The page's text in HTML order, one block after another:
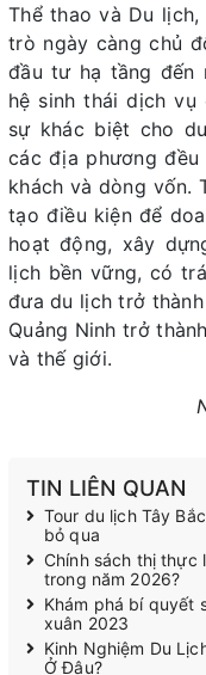
Thể thao và Du
trò ngày càng chủ
đầu tư hạ tầng đến
hệ sinh thái dịch
sự khác biệt cho
các địa phương
khách và dòng vốn.
tạo điều kiện để
hoạt động, xây
lịch bền vững, có
đưa du lịch trở
Quảng Ninh trở
và thế giới.
TIN LIÊN QUAN
Tour du lịch Tây
bỏ qua
Chính sách thị thực
trong năm 2026?
Khám phá bí quyết
xuân 2023
Kinh Nghiệm Du
Ở Đâu?